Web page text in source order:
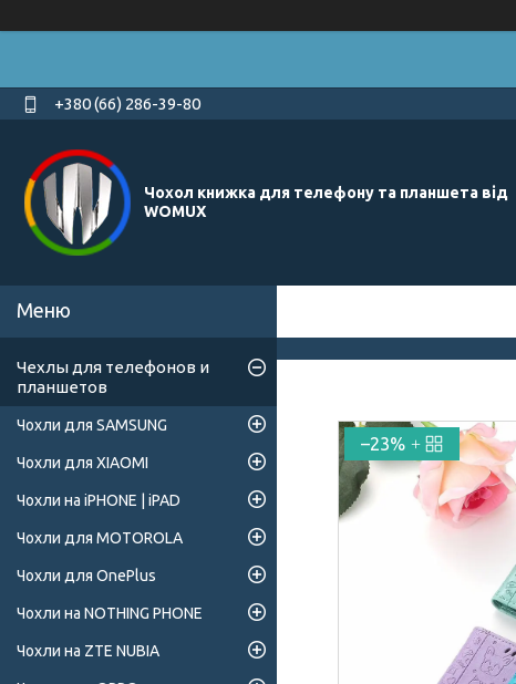
+380 (66) 286-39-80
Чохол книжка для телефону та планшета від
WOMUX
–23%
Чехлы для телефонов и
планшетов
Чохли для SAMSUNG
Чохли для XIAOMI
Чохли на iPHONE | iPAD
Чохли для MOTOROLA
Чохли для OnePlus
Чохли на NOTHING PHONE
Чохли на ZTE NUBIA